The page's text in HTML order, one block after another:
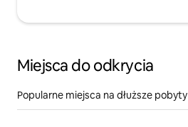
Miejsca do odkrycia
Popularne miejsca na dłuższe pobyty